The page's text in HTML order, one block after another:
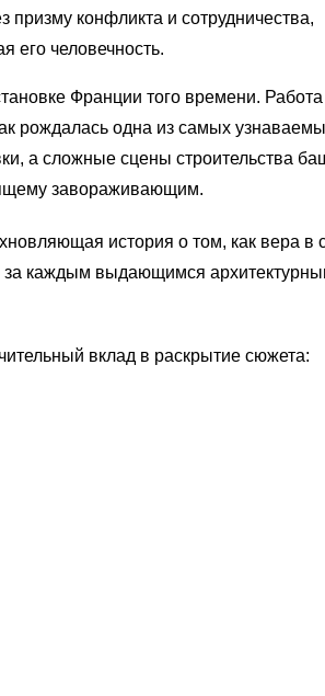
конфликта и сотрудничества,
его человечность.
Франции того времени.
рождалась одна из самых
а сложные сцены строительства
завораживающим.
история о том, как вера в
каждым выдающимся
вклад в раскрытие сюжета: